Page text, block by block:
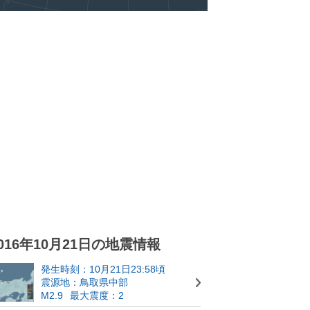
年10月21日の地震情報
発生時刻：10月21日23:58頃
震源地：鳥取県中部
M2.9
最大震度：2